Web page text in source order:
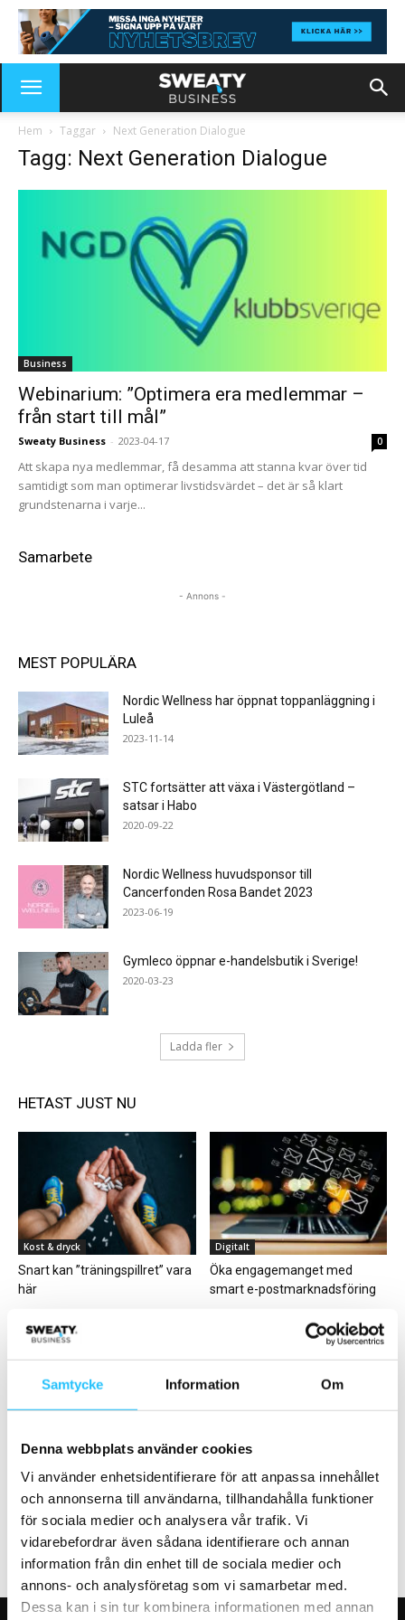
Samtycke Information Om
Denna webbplats använder cookies
Vi använder enhetsidentifierare för att anpassa innehållet
och annonserna till användarna, tillhandahålla funktioner
för sociala medier och analysera vår trafik. Vi
vidarebefordrar även sådana identifierare och annan
information från din enhet till de sociala medier och
annons- och analysföretag som vi samarbetar med.
Dessa kan i sin tur kombinera informationen med annan
Hem Taggar Next Generation Dialogue
Tagg: Next Generation Dialogue
Business
Webinarium: ”Optimera era medlemmar –
från start till mål”
Sweaty Business - 2023-04-17 0
Att skapa nya medlemmar, få desamma att stanna kvar över tid
samtidigt som man optimerar livstidsvärdet – det är så klart
grundstenarna i varje...
Samarbete
- Annons -
MEST POPULÄRA
Nordic Wellness har öppnat toppanläggning i
Luleå
2023-11-14
STC fortsätter att växa i Västergötland –
satsar i Habo
2020-09-22
Nordic Wellness huvudsponsor till
Cancerfonden Rosa Bandet 2023
2023-06-19
Gymleco öppnar e-handelsbutik i Sverige!
2020-03-23
Ladda fler
HETAST JUST NU
Kost & dryck
Snart kan ”träningspillret” vara
här
Digitalt
Öka engagemanget med
smart e-postmarknadsföring
Virtuella gruppträningsklasser
lika populära som traditionella
hos McFIT
Upplever medlemstillväxt med
träningsapp